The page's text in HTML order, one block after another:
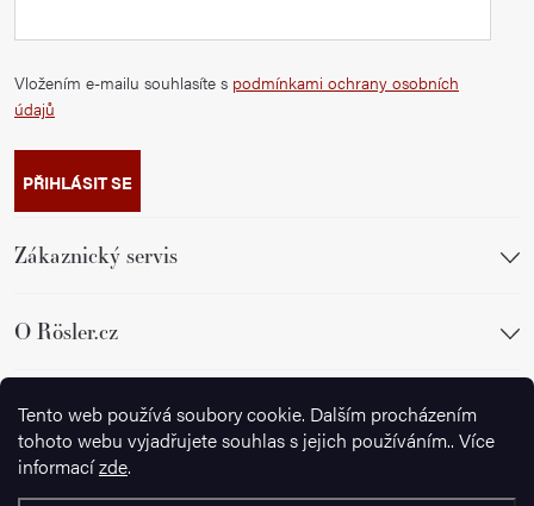
Tento web používá soubory cookie. Dalším procházením
tohoto webu vyjadřujete souhlas s jejich používáním.. Více
informacízde.
Vložením e-mailu souhlasíte s podmínkami ochrany osobních
údajů
PŘIHLÁSIT SE
Zákaznický servis
O Rösler.cz
Sledujte nás